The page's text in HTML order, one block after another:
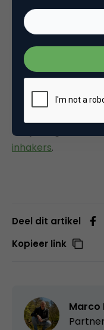
publieke omroep
ookAdformatie).
haar tarieven
Commercieel
onder
het topjaar 2000,
het evenement
Er zijn volgens
inhakers.
Deel dit artikel
Kopieer link
Marco